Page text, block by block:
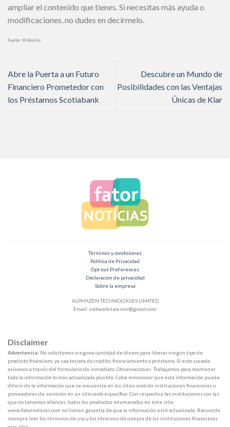
ampliar el contenido que tienes. Si necesitas más ayuda o
modificaciones, no dudes en decírmelo.
Fuente: MiBosillo
Abre la Puerta a un Futuro
Financiero Prometedor con
los Préstamos Scotiabank
Descubre un Mundo de
Posibilidades con las Ventajas
Únicas de Klar
Términos y condiciones
Política de Privacidad
Opt-out Preferences
Declaracion de privacidad
Sobre la empresa
ALPHAZEN TECHNOLOGIES LIMITED
Email: networknewsinc@gmail.com
Disclaimer
Advertencia: No solicitamos ninguna cantidad de dinero para liberar ningún tipo de
producto financiero, ya sea tarjeta de crédito, financiamiento o préstamo. Si esto sucede,
avísenos a través del formulario de inmediato. Observaciones: Trabajamos para mantener
toda la información lo más actualizada posible. Cabe mencionar que esta información puede
diferir de la información que se encuentra en los sitios web de instituciones financieras o
proveedores de servicios en un sitio web específico. Con respecto a las instituciones con las
que no tenemos alianzas, todos los productos enumerados en este sitio
www.fatornoticias.com no tienen garantía de que la información esté actualizada. Recuerde
siempre leer los términos de uso y los términos de compra de las instituciones financieras